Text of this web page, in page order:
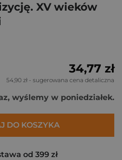
XV wieków
34,77 zł
54,90 zł - sugerowana cena detaliczna
wyślemy w poniedziałek.
DO KOSZYKA
od 399 zł